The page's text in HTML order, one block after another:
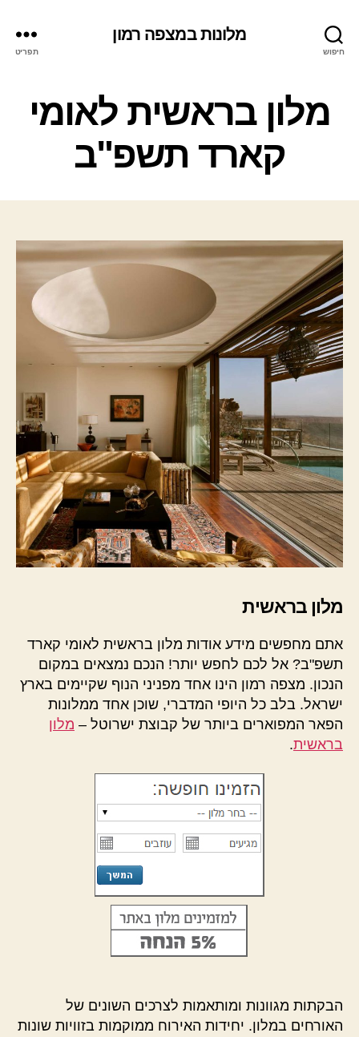
חיפוש
מלונות במצפה רמון
תפריט
ק
ט
ו
ו
מלון בראשית לאומי
קארד תשפ"ב
מלון בראשית
אתם מחפשים מידע אודות מלון בראשית לאומי קארד
תשפ"ב? אל לכם לחפש יותר! הנכם נמצאים במקום
הנכון. מצפה רמון הינו אחד מפניני הנוף שקיימים בארץ
ישראל. בלב כל היופי המדברי, שוכן אחד ממלונות
הפאר המפוארים ביותר של קבוצת ישרוטל – מלון
בראשית.
הבקתות מגוונות ומותאמות לצרכים השונים של
האורחים במלון. יחידות האירוח ממוקמות בזוויות שונות